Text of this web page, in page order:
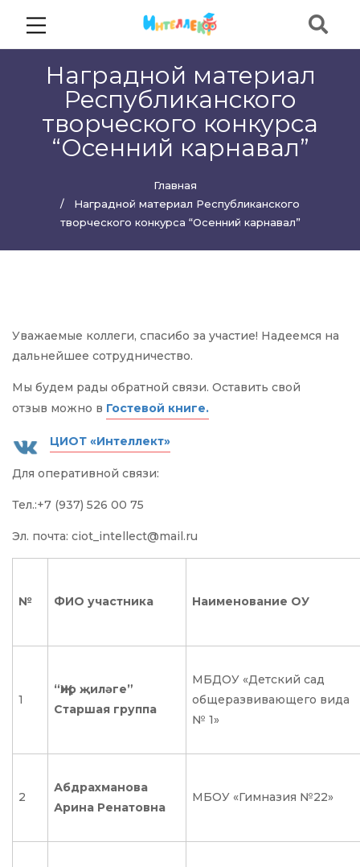
Наградной материал
Республиканского
творческого конкурса
“Осенний карнавал”
Главная
Наградной материал Республиканского
творческого конкурса “Осенний карнавал”
Уважаемые коллеги, спасибо за участие! Надеемся на
дальнейшее сотрудничество.
Мы будем рады обратной связи. Оставить свой
отзыв можно в Гостевой книге.
ЦИОТ «Интеллект»
Для оперативной связи:
Тел.:+7 (937) 526 00 75
Эл. почта: ciot_intellect@mail.ru
№ ФИО участника Наименование ОУ
1
“Җир җиләге”
Старшая группа
МБДОУ «Детский сад
общеразвивающего вида
№ 1»
2
Абдрахманова
Арина Ренатовна
МБОУ «Гимназия №22»